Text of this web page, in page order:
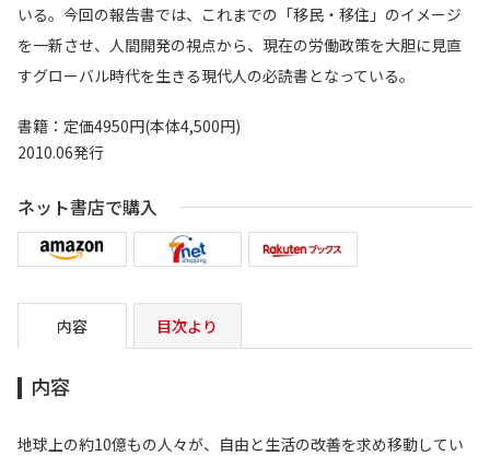
いる。今回の報告書では、これまでの「移民・移住」のイメージ
を一新させ、人間開発の視点から、現在の労働政策を大胆に見直
すグローバル時代を生きる現代人の必読書となっている。
書籍：定価4950円(本体4,500円)
2010.06発行
ネット書店で購入
内容 目次より
内容
地球上の約10億もの人々が、自由と生活の改善を求め移動してい